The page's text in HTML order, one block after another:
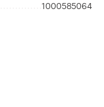
1000585064